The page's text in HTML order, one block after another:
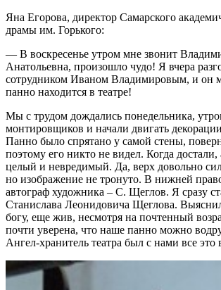
Яна Егорова, директор Самарского
драмы им. Горького:
— В воскресенье утром мне звонит
Анатольевна, произошло чудо! Я вчера
сотрудником Иваном Владимировым, и он
панно находится в театре!
Мы с трудом дождались понедельника,
монтировщиков и начали двигать
Панно было спрятано у самой стены,
поэтому его никто не видел. Когда
целый и невредимый. Да, верх довольно
но изображение не тронуто. В нижней
автограф художника – С. Щеглов. Я сразу
Станислава Леонидовича Щеглова.
богу, еще жив, несмотря на почтенный
почти уверена, что наше панно можно
Ангел-хранитель театра был с нами все это